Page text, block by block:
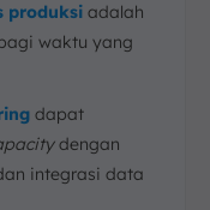
produksi adalah
waktu yang
dapat
dengan
integrasi data